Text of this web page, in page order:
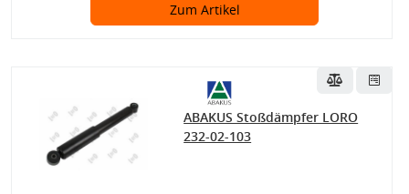
Zum Artikel
ABAKUS Stoßdämpfer LORO
232-02-103